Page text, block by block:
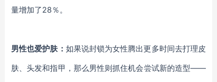
量增加了28％。
男性也爱护肤： 如果说封锁为女性腾出更多时间去打理皮
肤、头发和指甲， 那么男性则抓住机会尝试新的造型——